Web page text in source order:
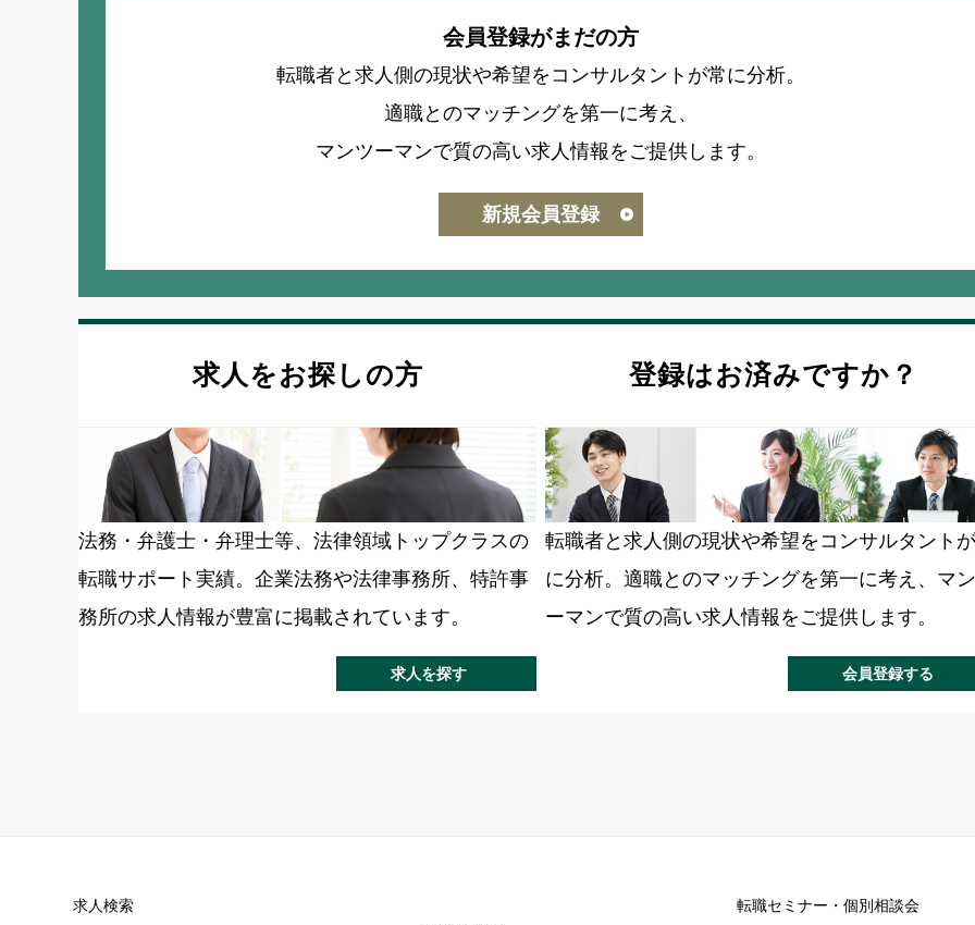
会員登録がまだの方
転職者と求人側の現状や希望をコンサルタントが常に分析。
適職とのマッチングを第一に考え、
マンツーマンで質の高い求人情報をご提供します。
新規会員登録
求人をお探しの方
法務・弁護士・弁理士等、法律領域トップクラスの
転職サポート実績。企業法務や法律事務所、特許事
務所の求人情報が豊富に掲載されています。
求人を探す
登録はお済みですか？
転職者と求人側の現状や希望をコンサルタント
に分析。適職とのマッチングを第一に考え、マ
ーマンで質の高い求人情報をご提供します。
会員登録する
求人検索 転職セミナー・個別相談会